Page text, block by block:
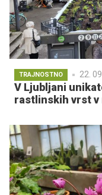
TRAJNOSTNO 22.
V Ljubljani
rastlinskih vrst v